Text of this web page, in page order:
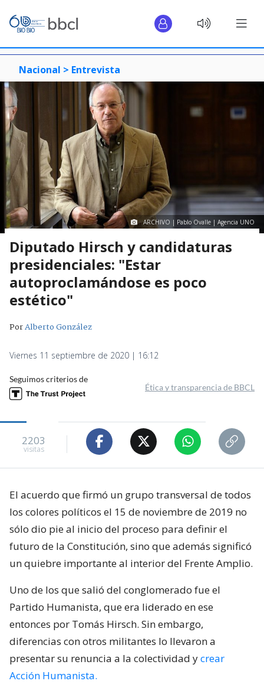
Nacional > Entrevista
ARCHIVO | Pablo Ovalle | Agencia UNO
Diputado Hirsch y candidaturas
presidenciales: "Estar
autoproclamándose es poco
estético"
PorAlberto González
Viernes 11 septiembre de 2020 | 16:12
Seguimos criterios de
Ética y transparencia de BBCL
2203
visitas
El acuerdo que firmó un grupo transversal de todos
los colores políticos el 15 de noviembre de 2019 no
sólo dio pie al inicio del proceso para definir el
futuro de la Constitución, sino que además significó
un quiebre importante al interior del Frente Amplio.
Uno de los que salió del conglomerado fue el
Partido Humanista, que era liderado en ese
entonces por Tomás Hirsch. Sin embargo,
diferencias con otros militantes lo llevaron a
presentar su renuncia a la colectividad ycrear
Acción Humanista.